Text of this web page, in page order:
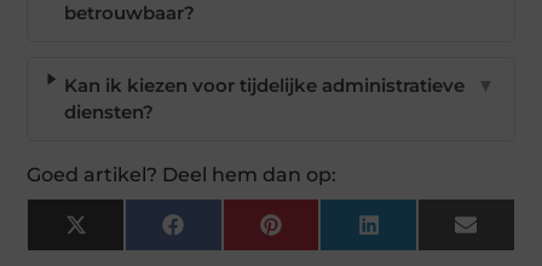
betrouwbaar?
Kan ik kiezen voor tijdelijke administratieve
diensten?
▼
Goed artikel? Deel hem dan op:
X
(Twitter)
FacebookPinterest LinkedIn Email